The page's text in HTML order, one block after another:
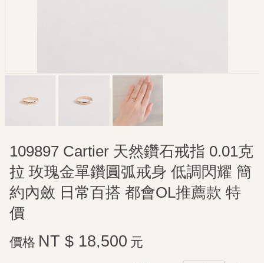
109897 Cartier 天然鑽石戒指 0.01克
拉 玫瑰金單鑽圓弧戒身 低調閃耀 簡
約內斂 日常百搭 都會OL推薦款 特
價
價格 NT $ 18,500 元